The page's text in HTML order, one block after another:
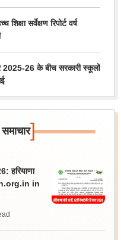
सर्वेक्षण रिपोर्ट वर्ष
26 के बीच सरकारी स्कूलों
]
in